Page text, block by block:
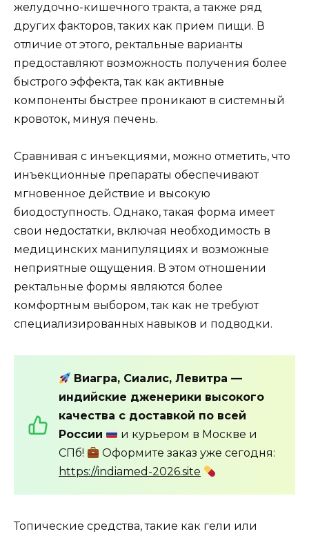
желудочно-кишечного тракта, а также ряд
других факторов, таких как прием пищи. В
отличие от этого, ректальные варианты
предоставляют возможность получения более
быстрого эффекта, так как активные
компоненты быстрее проникают в системный
кровоток, минуя печень.
Сравнивая с инъекциями, можно отметить, что
инъекционные препараты обеспечивают
мгновенное действие и высокую
биодоступность. Однако, такая форма имеет
свои недостатки, включая необходимость в
медицинских манипуляциях и возможные
неприятные ощущения. В этом отношении
ректальные формы являются более
комфортным выбором, так как не требуют
специализированных навыков и подводки.
Виагра, Сиалис, Левитра —
индийские дженерики высокого
качества с доставкой по всей
России
и курьером в Москве и
СПб!
Оформите заказ уже сегодня:
https://indiamed-2026.site
Топические средства, такие как гели или